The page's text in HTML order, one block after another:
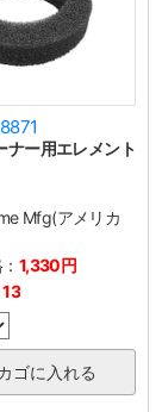
ナー用エレメント
Mfg(アメリカ
1,330円
13